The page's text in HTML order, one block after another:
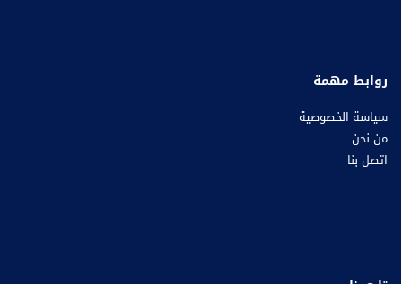
روابط مهمة
سياسة الخصوصية
من نحن
اتصل بنا